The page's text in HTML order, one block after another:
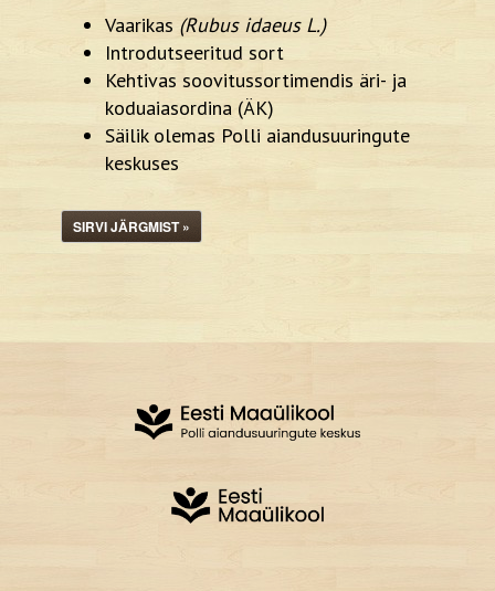
Vaarikas (Rubus idaeus L.)
Introdutseeritud sort
Kehtivas soovitussortimendis äri- ja
koduaiasordina (ÄK)
Säilik olemas Polli aiandusuuringute
keskuses
SIRVI JÄRGMIST »